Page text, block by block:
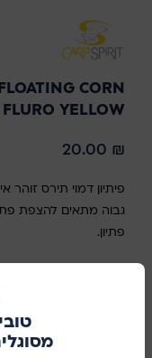
CORN
FLURO YELLOW
20.00 ₪
פיתיון דמוי תירס זוהר
גבוה מתאים להצפת
פתיון.